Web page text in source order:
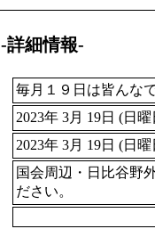
-詳細情報-
毎月１９日は皆んな
2023年 3月 19日 (日
2023年 3月 19日 (日
国会周辺・日比谷野
ださい。